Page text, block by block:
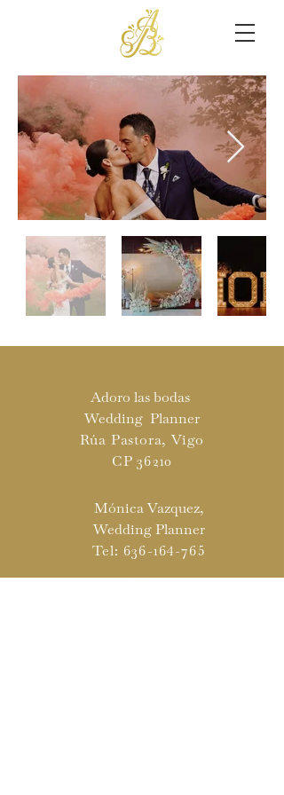
Adoro las bodas
Wedding Planner
Rúa Pastora, Vigo
CP 36210
Mónica Vazquez,
Wedding Planner
Tel: 636-164-765